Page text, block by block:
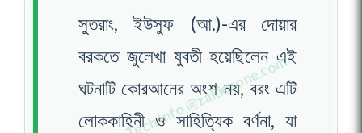
সুতরাং, ইউসুফ (আ.)-এর দোয়ার
বরকতে জুলেখা যুবতী হয়েছিলেন এই
ঘটনাটি কোরআনের অংশ নয়, বরং এটি
লোককাহিনী ও সাহিত্যিক বর্ণনা, যা